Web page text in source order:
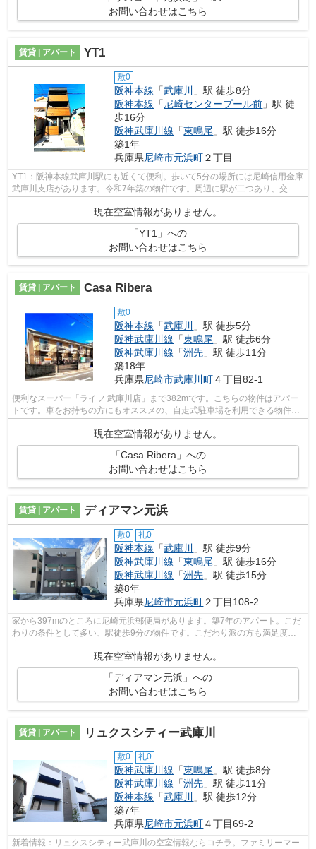
お問い合わせはこちら
賃貸 | アパート YT1
敷0
阪神本線 「武庫川
」駅 徒歩8分
阪神本線 「 尼崎センタープール前 」駅 徒
歩16分
阪神武庫川線 「東鳴尾 」駅 徒歩16分
築1年
兵庫県尼崎市元浜町２丁目
YT1：阪神本線武庫川駅にも近くて便利。歩いて5分の場所には尼崎信用金庫
武庫川支店があります。令和7年築の物件です。周辺に駅が二つあり、交通
の利便性が高いです。物件に関するお問...
現在空室情報がありません。
「YT1」への
お問い合わせはこちら
賃貸 | アパート Casa Ribera
敷0
阪神本線 「武庫川
」駅 徒歩5分
阪神武庫川線 「東鳴尾 」駅 徒歩6分
阪神武庫川線 「洲先 」駅 徒歩11分
築18年
兵庫県尼崎市武庫川町４丁目82-1
便利なスーパー「ライフ 武庫川店」まで382mです。こちらの物件はアパー
トです。車をお持ちの方にもオススメの、自走式駐車場を利用できる物件で
現在空室情報がありません。
「Casa Ribera」への
お問い合わせはこちら
賃貸 | アパート ディアマン元浜
敷0 礼0
阪神本線 「武庫川
」駅 徒歩9分
阪神武庫川線 「東鳴尾 」駅 徒歩16分
阪神武庫川線 「洲先 」駅 徒歩15分
築8年
兵庫県尼崎市元浜町２丁目108-2
家から397mのところに尼崎元浜郵便局があります。築7年のアパート。こだ
わりの条件として多い、駅徒歩9分の物件です。こだわり派の方も満足度の
高いデザイナーズアパートです。関西グ...
現在空室情報がありません。
「ディアマン元浜」への
お問い合わせはこちら
賃貸 | アパート リュクスシティー武庫川
敷0 礼0
阪神武庫川線 「東鳴尾 」駅 徒歩8分
阪神武庫川線 「洲先 」駅 徒歩11分
阪神本線 「武庫川
」駅 徒歩12分
築7年
兵庫県尼崎市元浜町４丁目69-2
新着情報：リュクスシティー武庫川の空室情報ならコチラ。ファミリーマー